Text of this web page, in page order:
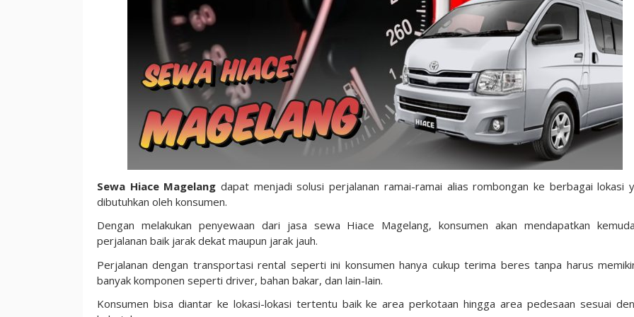
Sewa Hiace Magelang dapat menjadi solusi perjalanan ramai-ramai alias rombongan ke berbagai lokasi
dibutuhkan oleh konsumen.
Dengan melakukan penyewaan dari jasa sewa Hiace Magelang, konsumen akan mendapatkan
perjalanan baik jarak dekat maupun jarak jauh.
Perjalanan dengan transportasi rental seperti ini konsumen hanya cukup terima beres tanpa harus
banyak komponen seperti driver, bahan bakar, dan lain-lain.
Konsumen bisa diantar ke lokasi-lokasi tertentu baik ke area perkotaan hingga area pedesaan sesuai